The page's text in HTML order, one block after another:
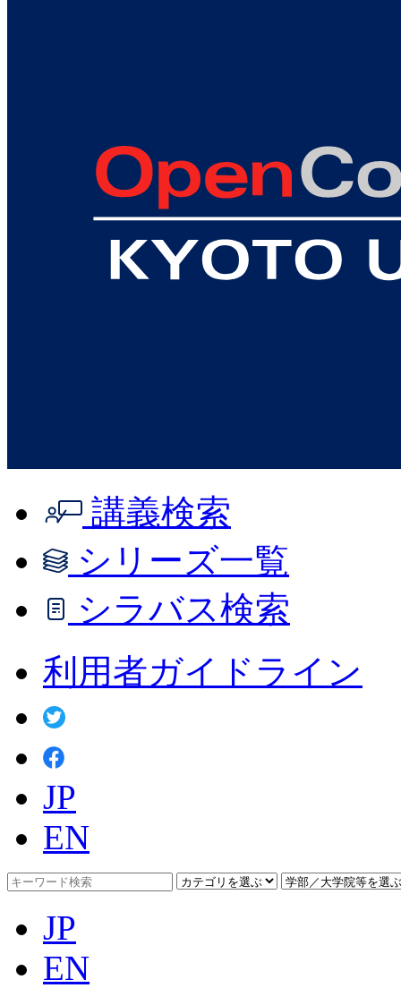
講義検索
シリーズ一覧
シラバス検索
利用者ガイドライン
JP
EN
JP
EN